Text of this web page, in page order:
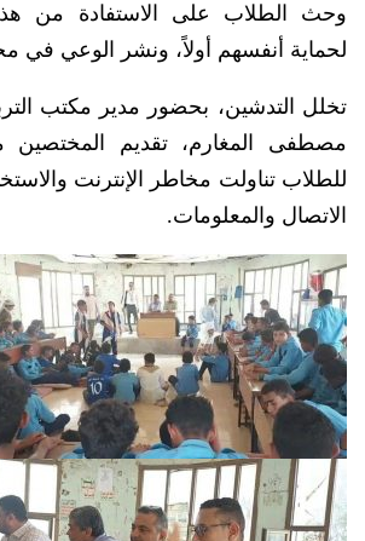
وحث الطلاب على الاستفادة من
لحماية أنفسهم أولاً، ونشر الوعي في
تخلل التدشين، بحضور مدير مكتب
مصطفى المغارم، تقديم المختصين
للطلاب تناولت مخاطر الإنترنت
الاتصال والمعلومات.